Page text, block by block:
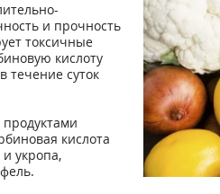
и прочность
токсичные
кислоту
течение суток
кислота
укропа,